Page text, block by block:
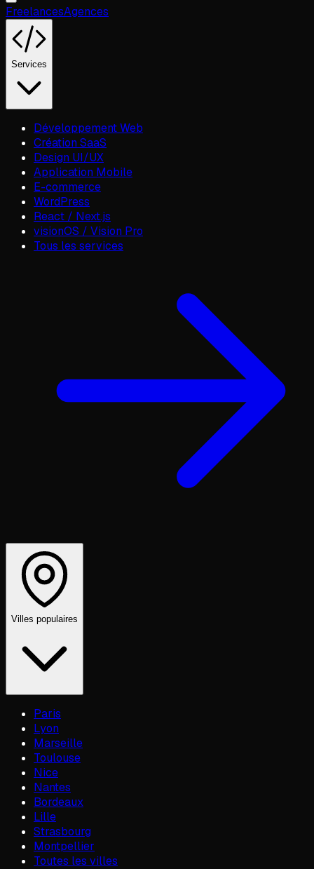
FreelancesAgences
Services
Développement Web
Création SaaS
Design UI/UX
Application Mobile
E-commerce
WordPress
React / Next.js
visionOS / Vision Pro
Tous les services
Villes populaires
Paris
Lyon
Marseille
Toulouse
Nice
Nantes
Bordeaux
Lille
Strasbourg
Montpellier
Toutes les villes